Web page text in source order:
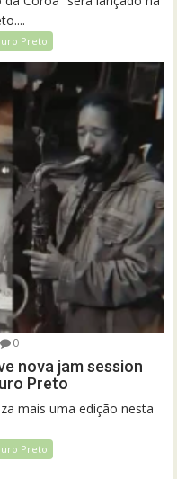
Preto
0
nova jam session
Preto
mais uma edição nesta
Preto